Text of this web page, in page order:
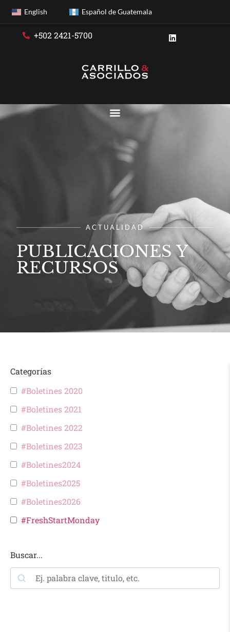
English Español de Guatemala
+502 2421-5700
ACTUALIDAD
PUBLICACIONES Y
RECURSOS
Categorías
#Boletines 2020
#Boletines 2021
#Boletines 2022
#Boletines 2023
#Boletines2024
#Boletines2025
#Boletines2026
#FreshStartMonday
Buscar...